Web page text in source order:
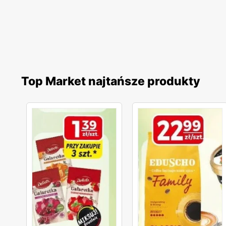
Top Market najtańsze produkty